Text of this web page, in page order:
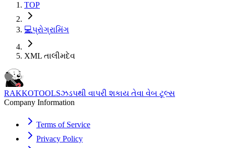
TOP
💻પ્રોગ્રામિંગ
XML તાલીમદેવ
RAKKOTOOLSઝડપથી વાપરી શકાય તેવા વેબ ટૂલ્સ
Company Information
Terms of Service
Privacy Policy